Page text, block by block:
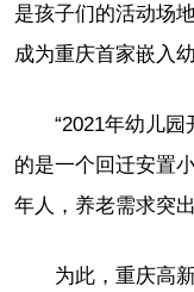
是孩子们的活动场
成为重庆首家嵌入
“2021年幼儿
的是一个回迁安置
年人，养老需求突
为此，重庆高